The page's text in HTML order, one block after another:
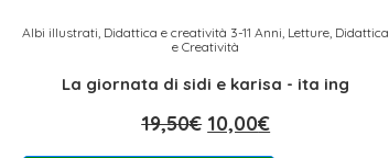
Albi illustrati, Didattica e creatività 3-11 Anni, Letture, Didattica
e Creatività
La giornata di sidi e karisa - ita ing
19,50€ 10,00€